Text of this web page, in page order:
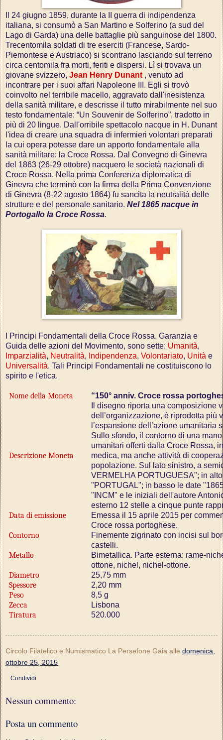
Il 24 giugno 1859, durante la II guerra di indipendenza
italiana, si consumò a San Martino e Solferino (a sud del
Lago di Garda) una delle battaglie più sanguinose del 1800.
Trecentomila soldati di tre eserciti (Francese, Sardo-
Piemontese e Austriaco) si scontrano lasciando sul terreno
circa centomila fra morti, feriti e dispersi. Lì si trovava un
giovane svizzero, Jean Henry Dunant , venuto ad
incontrare per i suoi affari Napoleone III. Egli si trovò
coinvolto nel terribile macello, aggravato dall'inesistenza
della sanità militare, e descrisse il tutto mirabilmente nel suo
testo fondamentale: “Un Souvenir de Solferino”, tradotto in
più di 20 lingue. Dall'orribile spettacolo nacque in H. Dunant
l'idea di creare una squadra di infermieri volontari preparati
la cui opera potesse dare un apporto fondamentale alla
sanità militare: la Croce Rossa. Dal Convegno di Ginevra
del 1863 (26-29 ottobre) nacquero le società nazionali di
Croce Rossa. Nella prima Conferenza diplomatica di
Ginevra che terminò con la firma della Prima Convenzione
di Ginevra (8-22 agosto 1864) fu sancita la neutralità delle
strutture e del personale sanitario. Nel 1865 nacque in
Portogallo la Croce Rossa.
I Principi Fondamentali della Croce Rossa, Garanzia e
Guida delle azioni del Movimento, sono sette: Umanità,
Imparzialità, Neutralità, Indipendenza, Volontariato, Unità e
Universalità. Tali Principi Fondamentali ne costituiscono lo
spirito e l'etica.
Nome della Moneta “150° anniv. Croce rossa
Descrizione Moneta
Il disegno riporta una composizione
dell’organizzazione, è riprodotta più
l’espansione dell’azione umanitaria
Sullo sfondo, il contorno di una
umanitari offerti dalla Croce Rossa,
medica, ma anche attività di
popolazione. Sul lato sinistro, a
VERMELHA PORTUGUESA"; in
"PORTUGAL"; in basso le date
"INCM" e le iniziali dell'autore
esterno 12 stelle a cinque punte
Data di emissione
Emessa il 15 aprile 2015 per
Croce rossa portoghese.
Contorno
Finemente zigrinato con incisi sul
castelli.
Metallo
Bimetallica. Parte esterna: rame-
ottone, nichel, nichel-ottone.
Diametro 25,75 mm
Spessore 2,20 mm
Peso 8,5 g
Zecca Lisbona
Tiratura 520.000
Circolo Filatelico e Numismatico La Persefone Gaia alle domenica,
ottobre 25, 2015
Condividi
Nessun commento:
Posta un commento